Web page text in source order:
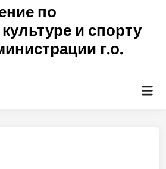
по
и спорту
г.о.